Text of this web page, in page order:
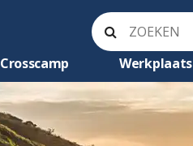
Crosscamp Werkplaats